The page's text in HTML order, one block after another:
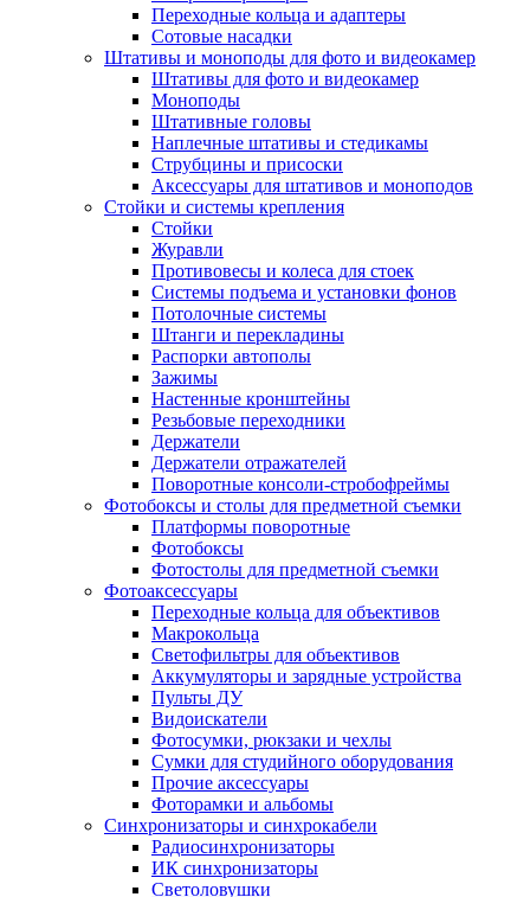
Переходные кольца и адаптеры
Сотовые насадки
Штативы и моноподы для фото и видеокамер
Штативы для фото и видеокамер
Моноподы
Штативные головы
Наплечные штативы и стедикамы
Струбцины и присоски
Аксессуары для штативов и моноподов
Стойки и системы крепления
Стойки
Журавли
Противовесы и колеса для стоек
Системы подъема и установки фонов
Потолочные системы
Штанги и перекладины
Распорки автополы
Зажимы
Настенные кронштейны
Резьбовые переходники
Держатели
Держатели отражателей
Поворотные консоли-стробофреймы
Фотобоксы и столы для предметной съемки
Платформы поворотные
Фотобоксы
Фотостолы для предметной съемки
Фотоаксессуары
Переходные кольца для объективов
Макрокольца
Светофильтры для объективов
Аккумуляторы и зарядные устройства
Пульты ДУ
Видоискатели
Фотосумки, рюкзаки и чехлы
Сумки для студийного оборудования
Прочие аксессуары
Фоторамки и альбомы
Синхронизаторы и синхрокабели
Радиосинхронизаторы
ИК синхронизаторы
Светоловушки